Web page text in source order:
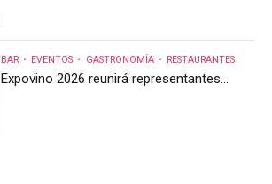
BAR EVENTOS GASTRONOMÍA RESTAURANTES
Expovino 2026 reunirá representantes